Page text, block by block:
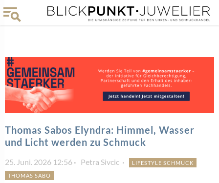
Thomas Sabos Elyndra: Himmel, Wasser
und Licht werden zu Schmuck
25. Juni. 2026 12:56 Petra Sivcic
LIFESTYLE SCHMUCK
THOMAS SABO